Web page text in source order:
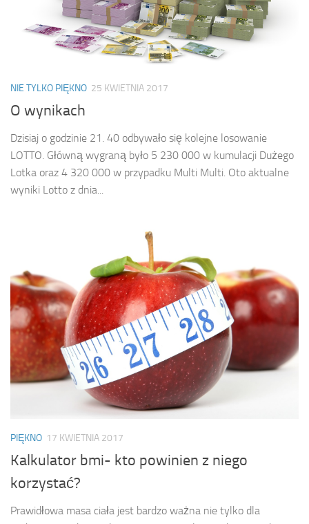
NIE TYLKO PIĘKNO 25 KWIETNIA 2017
O wynikach
Dzisiaj o godzinie 21. 40 odbywało się kolejne losowanie
LOTTO. Główną wygraną było 5 230 000 w kumulacji Dużego
Lotka oraz 4 320 000 w przypadku Multi Multi. Oto aktualne
wyniki Lotto z dnia...
PIĘKNO 17 KWIETNIA 2017
Kalkulator bmi- kto powinien z niego
korzystać?
Prawidłowa masa ciała jest bardzo ważna nie tylko dla